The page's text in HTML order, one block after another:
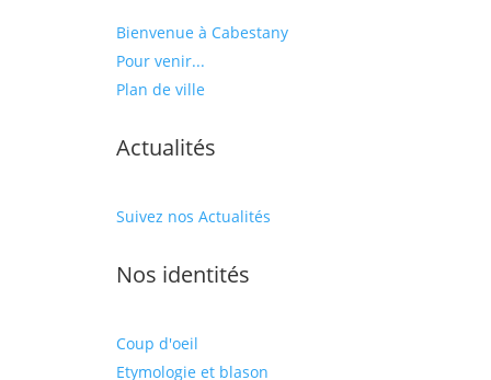
Bienvenue à Cabestany
Pour venir...
Plan de ville
Actualités
Suivez nos Actualités
Nos identités
Coup d'oeil
Etymologie et blason